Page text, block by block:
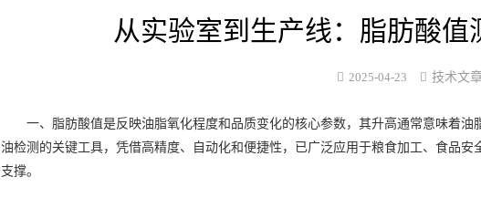
从实验室到生产线：脂肪酸值
2025-04-23 技术文
一、脂肪酸值是反映油脂氧化程度和品质变化的核心参数，其升高通常意味着油
油检测的关键工具，凭借高精度、自动化和便捷性，已广泛应用于粮食加工、食品
支撑。